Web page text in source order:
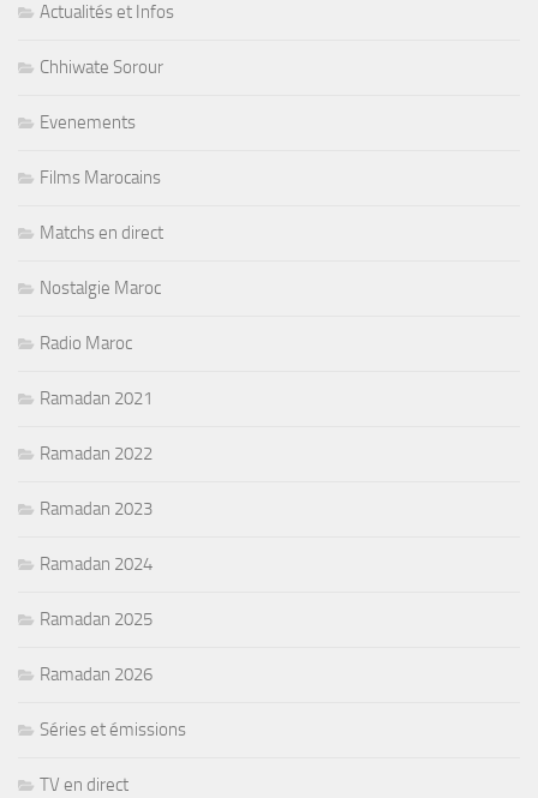
Actualités et Infos
Chhiwate Sorour
Evenements
Films Marocains
Matchs en direct
Nostalgie Maroc
Radio Maroc
Ramadan 2021
Ramadan 2022
Ramadan 2023
Ramadan 2024
Ramadan 2025
Ramadan 2026
Séries et émissions
TV en direct